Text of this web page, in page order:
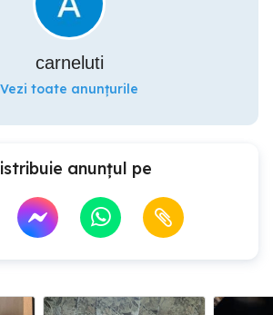
carneluti
Vezi toate anunțurile
anunțul pe